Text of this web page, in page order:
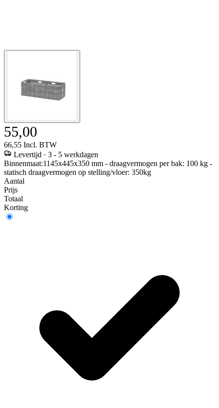
55,00
66,55 Incl. BTW
Levertijd · 3 - 5 werkdagen
Binnenmaat:1145x445x350 mm - draagvermogen per bak: 100 kg -
statisch draagvermogen op stelling/vloer: 350kg
Aantal
Prijs
Totaal
Korting